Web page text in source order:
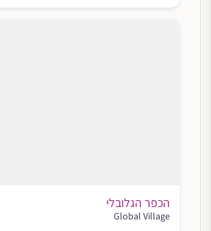
הכפר הגלובלי
Global Village